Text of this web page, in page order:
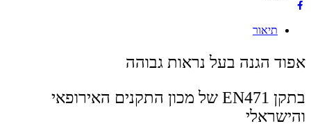
תיאור
אפוד הגנה בעל נראות גבוהה
בתקן EN471 של מכון התקנים האירופאי
והישראלי